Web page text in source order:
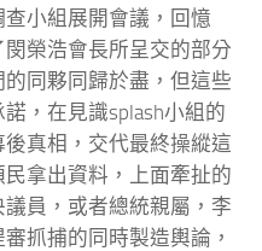
小組展開會議，回憶
榮浩會長所呈交的部分
同夥同歸於盡，但這些
，在見識splash小組的
真相，交代最終操縱這
拿出資料，上面牽扯的
員，或者總統親屬，李
抓捕的同時製造輿論，